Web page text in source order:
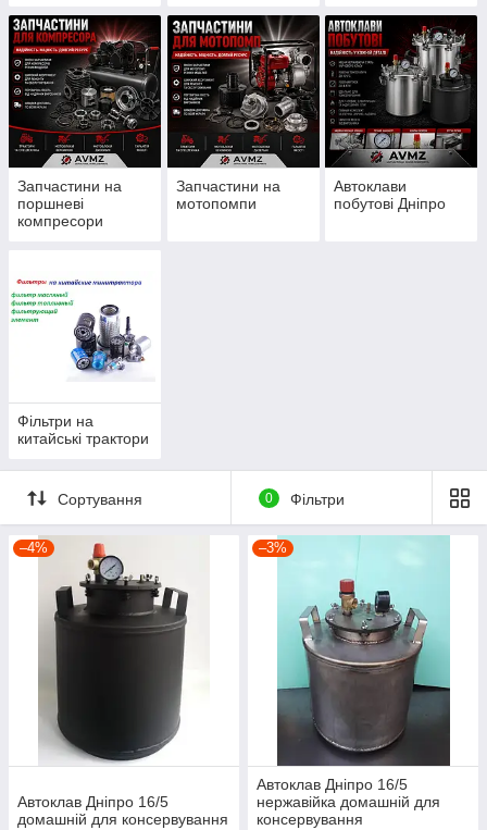
Запчастини на
поршневі
компресори
Запчастини на
мотопомпи
Автоклави
побутові Дніпро
Фільтри на
китайські трактори
Сортування 0 Фільтри
–4%
Автоклав Дніпро 16/5
домашній для консервування
–3%
Автоклав Дніпро 16/5
нержавійка домашній для
консервування